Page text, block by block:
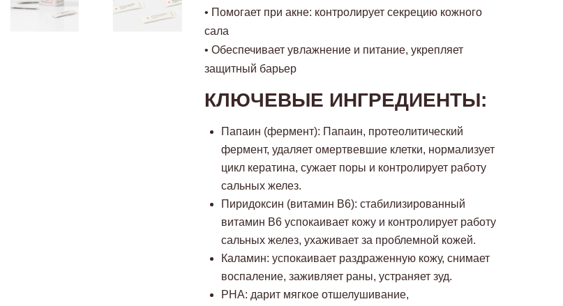
• Помогает при акне: контролирует секрецию кожного
сала
• Обеспечивает увлажнение и питание, укрепляет
защитный барьер
КЛЮЧЕВЫЕ ИНГРЕДИЕНТЫ:
Папаин (фермент): Папаин, протеолитический
фермент, удаляет омертвевшие клетки, нормализует
цикл кератина, сужает поры и контролирует работу
сальных желез.
Пиридоксин (витамин B6): стабилизированный
витамин B6 успокаивает кожу и контролирует работу
сальных желез, ухаживает за проблемной кожей.
Каламин: успокаивает раздраженную кожу, снимает
воспаление, заживляет раны, устраняет зуд.
PHA: дарит мягкое отшелушивание,